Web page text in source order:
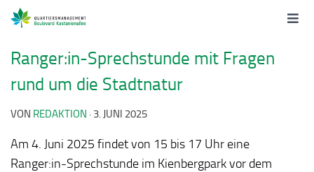
Ranger:in-Sprechstunde mit Fragen
rund um die Stadtnatur
VON REDAKTION · 3. JUNI 2025
Am 4. Juni 2025 findet von 15 bis 17 Uhr eine
Ranger:in-Sprechstunde im Kienbergpark vor dem